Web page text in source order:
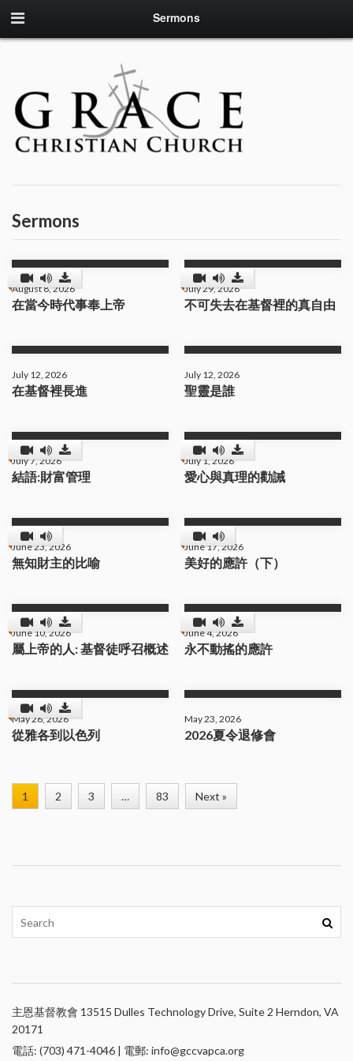
Sermons
Sermons
August 8, 2026
在當今時代事奉上帝
July 29, 2026
不可失去在基督裡的真自由
July 12, 2026
在基督裡長進
July 12, 2026
聖靈是誰
July 7, 2026
結語:財富管理
July 1, 2026
愛心與真理的勸誡
June 23, 2026
無知財主的比喻
June 17, 2026
美好的應許（下）
June 10, 2026
屬上帝的人: 基督徒呼召概述
June 4, 2026
永不動搖的應許
May 26, 2026
從雅各到以色列
May 23, 2026
2026夏令退修會
1 2 3 … 83 Next »
主恩基督教會 13515 Dulles Technology Drive, Suite 2 Herndon, VA
20171
電話: (703) 471-4046 | 電郵: info@gccvapca.org